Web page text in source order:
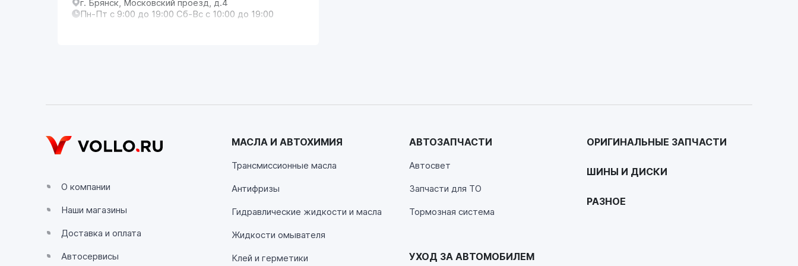
г. Брянск, Московский проезд, д.4
Пн-Пт с 9:00 до 19:00 Сб-Вс с 10:00 до 19:00
Пн-Пт с 9:00 до 19:00 Сб-Вс с 10:00 до 19:00
Пн-Пт с 9:00 до 19:00 Сб-Вс с 10:00 до 19:00
г. Рязань, улица Островского, д.109/2
О компании
Наши магазины
Доставка и оплата
Автосервисы
МАСЛА И АВТОХИМИЯ
Трансмиссионные масла
Антифризы
Гидравлические жидкости и масла
Жидкости омывателя
Клей и герметики
АВТОЗАПЧАСТИ
Автосвет
Запчасти для ТО
Тормозная система
УХОД ЗА АВТОМОБИЛЕМ
ОРИГИНАЛЬНЫЕ ЗАПЧАСТИ
ШИНЫ И ДИСКИ
РАЗНОЕ